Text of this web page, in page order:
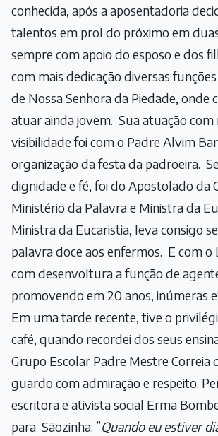
conhecida, após a aposentadoria
talentos em prol do próximo em
sempre com apoio do esposo e dos
com mais dedicação diversas
de Nossa Senhora da Piedade, onde
atuar ainda jovem. Sua atuação com
visibilidade foi com o Padre Alvim
organização da festa da padroeira.
dignidade e fé, foi do Apostolado da
Ministério da Palavra e Ministra da
Ministra da Eucaristia, leva consigo
palavra doce aos enfermos. E com o
com desenvoltura a função de
promovendo em 20 anos, inúmeras
Em uma tarde recente, tive o
café, quando recordei dos seus
Grupo Escolar Padre Mestre Correia
guardo com admiração e respeito.
escritora e ativista social Erma
para Sãozinha: ”Quando eu estiver